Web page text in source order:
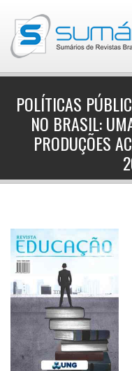
POLÍTICAS
NO BRASIL:
PRODUÇÕES